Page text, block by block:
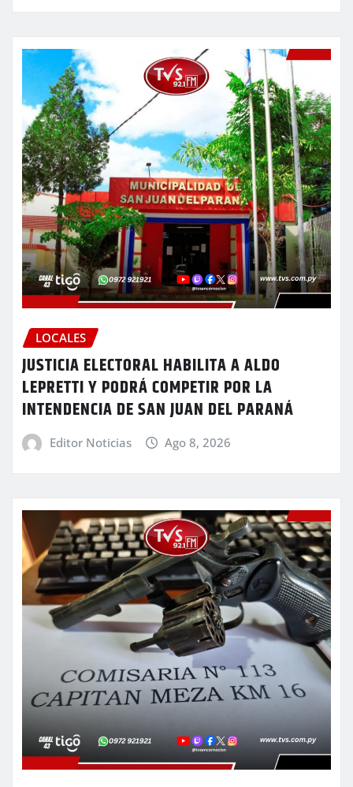
LOCALES
JUSTICIA ELECTORAL HABILITA A ALDO
LEPRETTI Y PODRÁ COMPETIR POR LA
INTENDENCIA DE SAN JUAN DEL PARANÁ
Editor Noticias Ago 8, 2026